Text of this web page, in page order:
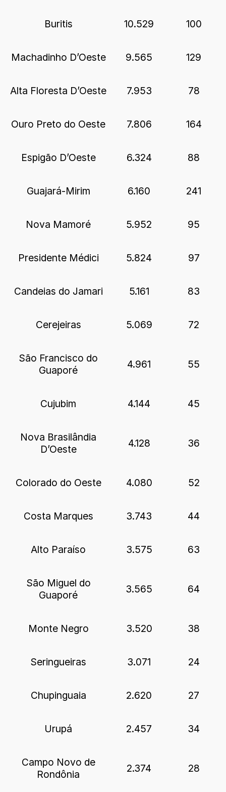
Buritis 10.529 100
Machadinho D’Oeste 9.565 129
Alta Floresta D’Oeste 7.953 78
Ouro Preto do Oeste 7.806 164
Espigão D’Oeste 6.324 88
Guajará-Mirim 6.160 241
Nova Mamoré 5.952 95
Presidente Médici 5.824 97
Candeias do Jamari 5.161 83
Cerejeiras 5.069 72
São Francisco do
Guaporé
4.961 55
Cujubim 4.144 45
Nova Brasilândia
D’Oeste
4.128 36
Colorado do Oeste 4.080 52
Costa Marques 3.743 44
Alto Paraíso 3.575 63
São Miguel do
Guaporé
3.565 64
Monte Negro 3.520 38
Seringueiras 3.071 24
Chupinguaia 2.620 27
Urupá 2.457 34
Campo Novo de
Rondônia
2.374 28